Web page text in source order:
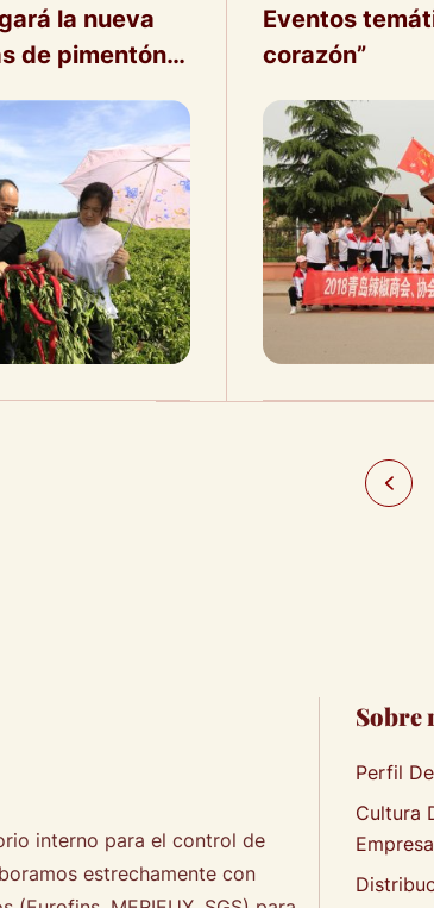
la nueva
de pimentón
Eventos
corazón”
interno para el control de
estrechamente con
Sobre
Perfil
Cultura
Empresa